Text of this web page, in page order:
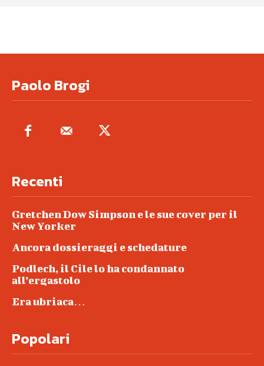
Paolo Brogi
Recenti
Gretchen Dow Simpson e le sue cover per il
New Yorker
Ancora dossieraggi e schedature
Podlech, il Cile lo ha condannato
all’ergastolo
Era ubriaca…
Popolari